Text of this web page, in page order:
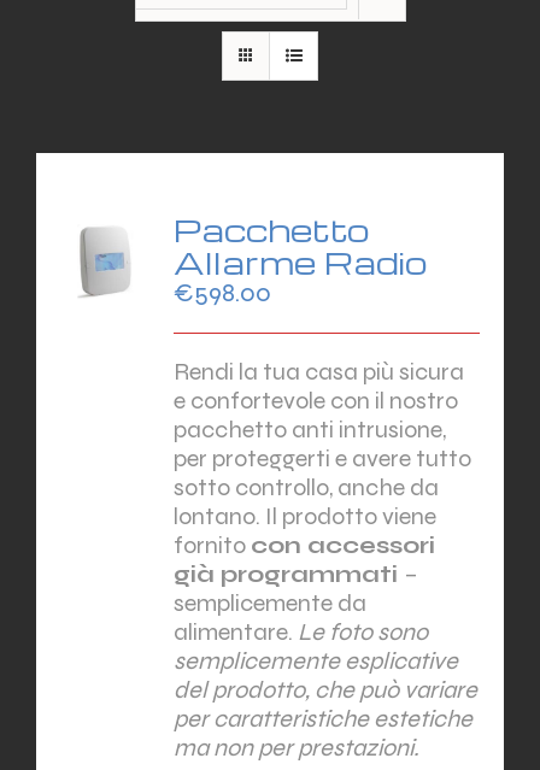
Pacchetto
Allarme Radio
€598.00
Rendi la tua casa più sicura
e confortevole con il nostro
pacchetto anti intrusione,
per proteggerti e avere tutto
sotto controllo, anche da
lontano. Il prodotto viene
fornito con accessori
già programmati –
semplicemente da
alimentare. Le foto sono
semplicemente esplicative
del prodotto, che può variare
per caratteristiche estetiche
ma non per prestazioni.